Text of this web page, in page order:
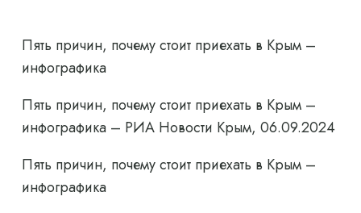
Пять причин, почему стоит приехать в Крым –
инфографика
Пять причин, почему стоит приехать в Крым –
инфографика – РИА Новости Крым, 06.09.2024
Пять причин, почему стоит приехать в Крым –
инфографика